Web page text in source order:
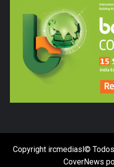
Copyright ircmediasl©
CoverNews